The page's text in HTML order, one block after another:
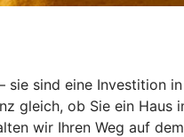
sind eine Investition
gleich, ob Sie ein
wir Ihren Weg auf